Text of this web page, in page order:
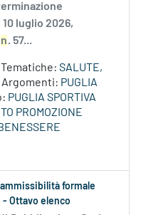
10 luglio 2026,
n. 57...
SALUTE,
Argomenti: PUGLIA
PUGLIA SPORTIVA
PROMOZIONE
formale
Ottavo elenco